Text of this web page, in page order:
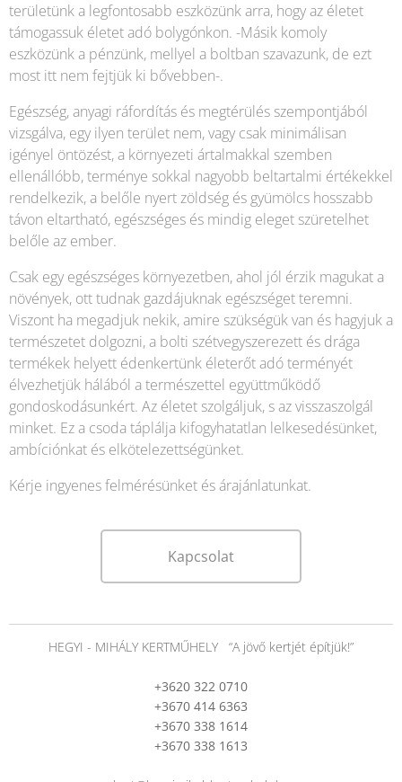
területünk a legfontosabb eszközünk arra, hogy az életet
támogassuk életet adó bolygónkon. -Másik komoly
eszközünk a pénzünk, mellyel a boltban szavazunk, de ezt
most itt nem fejtjük ki bővebben-.
Egészség, anyagi ráfordítás és megtérülés szempontjából
vizsgálva, egy ilyen terület nem, vagy csak minimálisan
igényel öntözést, a környezeti ártalmakkal szemben
ellenállóbb, terménye sokkal nagyobb beltartalmi értékekkel
rendelkezik, a belőle nyert zöldség és gyümölcs hosszabb
távon eltartható, egészséges és mindig eleget szüretelhet
belőle az ember.
Csak egy egészséges környezetben, ahol jól érzik magukat a
növények, ott tudnak gazdájuknak egészséget teremni.
Viszont ha megadjuk nekik, amire szükségük van és hagyjuk a
természetet dolgozni, a bolti szétvegyszerezett és drága
termékek helyett édenkertünk életerőt adó terményét
élvezhetjük hálából a természettel együttműködő
gondoskodásunkért. Az életet szolgáljuk, s az visszaszolgál
minket. Ez a csoda táplálja kifogyhatatlan lelkesedésünket,
ambíciónkat és elkötelezettségünket.
Kérje ingyenes felmérésünket és árajánlatunkat.
Kapcsolat
HEGYI - MIHÁLY KERTMŰHELY “A jövő kertjét építjük!”
+3620 322 0710
+3670 414 6363
+3670 338 1614
+3670 338 1613